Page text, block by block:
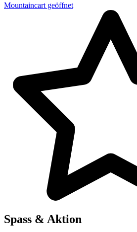
Mountaincart geöffnet
Spass & Aktion